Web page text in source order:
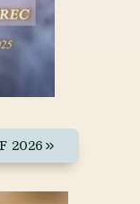
2026